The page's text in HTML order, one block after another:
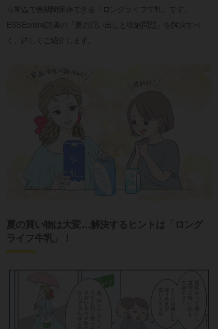
ら常温で長期間保存できる「ロングライフ牛乳」です。
ESSEonline読者の「夏の買い出しと収納問題」を解決すべ
く、詳しくご紹介します。
夏の買い物は大変…解決するヒントは「ロング
ライフ牛乳」！